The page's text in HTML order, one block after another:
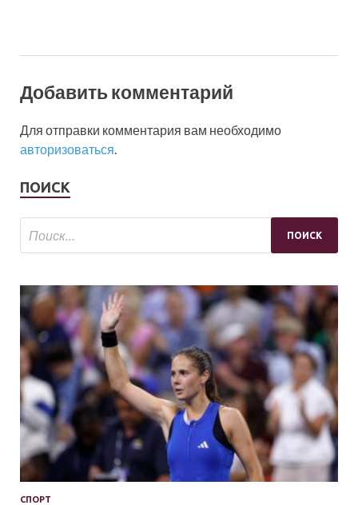
Добавить комментарий
Для отправки комментария вам необходимо
авторизоваться.
ПОИСК
СПОРТ